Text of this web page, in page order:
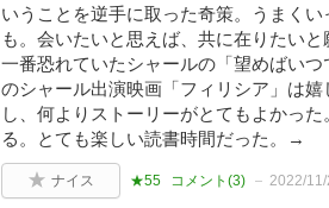
いうことを逆手に取った奇策。うまく
も。会いたいと思えば、共に在りたい
一番恐れていたシャールの「望めばい
のシャール出演映画「フィリシア」は
し、何よりストーリーがとてもよかっ
る。とても楽しい読書時間だった。→
ナイス ★55 コメント(3) 2022/11/